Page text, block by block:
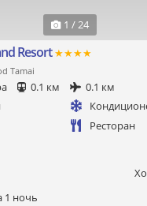
1 / 24
Resort★★★★
Tamai
0.1 км
0.1 км
Ресторан
1 ночь